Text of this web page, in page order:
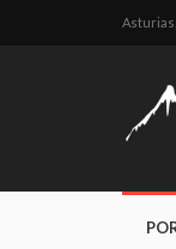
Asturias,